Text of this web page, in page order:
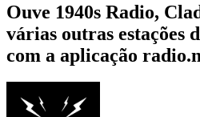
Ouve 1940s Radio,
várias outras estações
com a aplicação